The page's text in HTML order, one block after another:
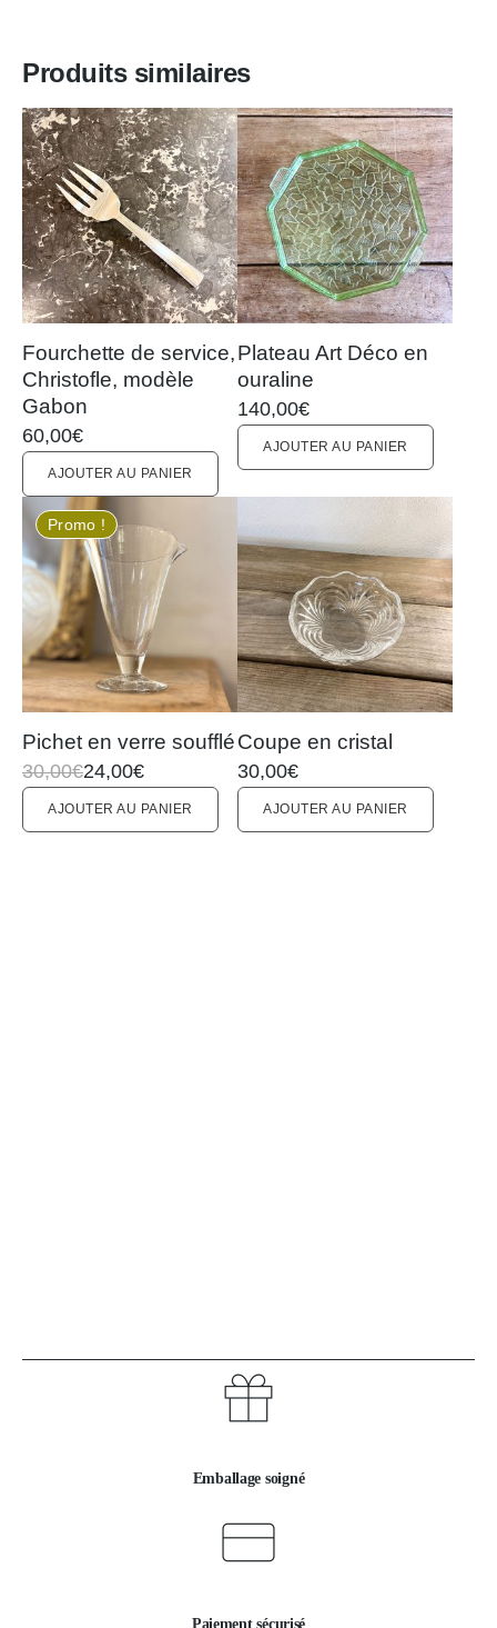
Produits similaires
Fourchette de service,
Christofle, modèle
Gabon
60,00€
AJOUTER AU PANIER
Plateau Art Déco en
ouraline
140,00€
AJOUTER AU PANIER
Promo !
Pichet en verre soufflé
30,00€
Le
prix
initial
24,00€
Le
prix
actuel
AJOUTER AU PANIER
Coupe en cristal
30,00€
AJOUTER AU PANIER
Emballage soigné
Paiement sécurisé